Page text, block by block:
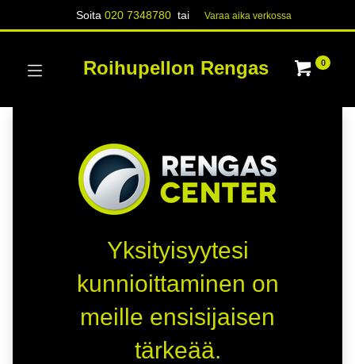
Soita020 7348780 tai Varaa aika verk​​​​ossa
Roihupellon Rengas 0
Yksityisyytesi
kunnioittaminen on
meille ensisijaisen
tärkeää.